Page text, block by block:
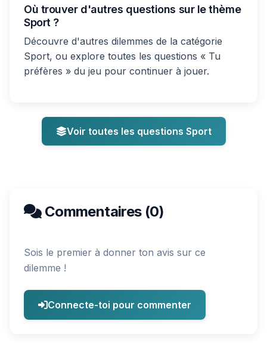
Où trouver d'autres questions sur le thème
Sport ?
Découvre d'autres dilemmes de la catégorie
Sport, ou explore toutes les questions « Tu
préfères » du jeu pour continuer à jouer.
Voir toutes les questions Sport
Commentaires (0)
Sois le premier à donner ton avis sur ce
dilemme !
Connecte-toi pour commenter